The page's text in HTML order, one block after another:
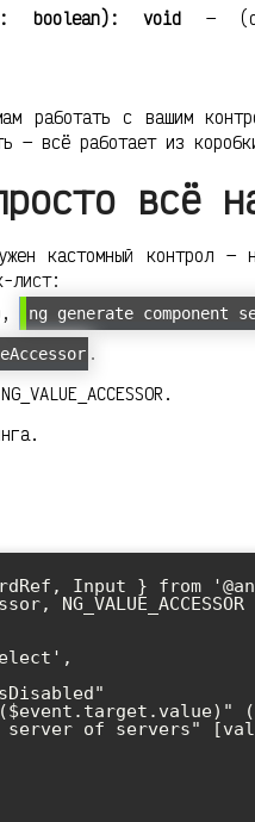
boolean): void —
работать с вашим
— всё работает из
всё
кастомный контрол —
лист:
ng generate component
.
Input } from